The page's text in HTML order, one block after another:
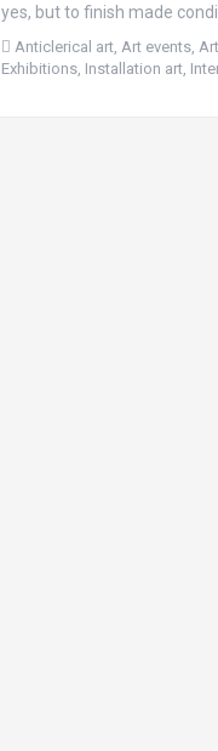
yes, but to finish made
Anticlerical art,Art events,
Exhibitions, Installation art,